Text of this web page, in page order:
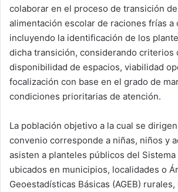
colaborar en el proceso de transición
alimentación escolar de raciones frías a
incluyendo la identificación de los
dicha transición, considerando criterios
disponibilidad de espacios, viabilidad
focalización con base en el grado de
condiciones prioritarias de atención.
La población objetivo a la cual se
convenio corresponde a niñas, niños y
asisten a planteles públicos del Sistema
ubicados en municipios, localidades o
Geoestadísticas Básicas (AGEB) rurales,